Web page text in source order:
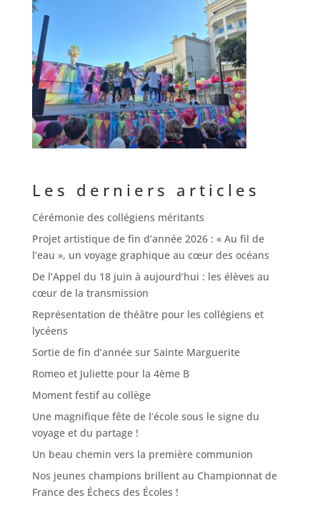
Les derniers articles
Cérémonie des collégiens méritants
Projet artistique de fin d’année 2026 : « Au fil de
l’eau », un voyage graphique au cœur des océans
De l’Appel du 18 juin à aujourd’hui : les élèves au
cœur de la transmission
Représentation de théâtre pour les collégiens et
lycéens
Sortie de fin d’année sur Sainte Marguerite
Romeo et Juliette pour la 4ème B
Moment festif au collège
Une magnifique fête de l’école sous le signe du
voyage et du partage !
Un beau chemin vers la première communion
Nos jeunes champions brillent au Championnat de
France des Échecs des Écoles !